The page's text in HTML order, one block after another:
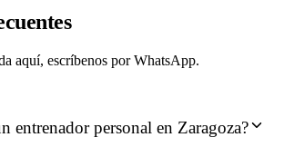
aquí, escríbenos por WhatsApp.
entrenador personal en Zaragoza?